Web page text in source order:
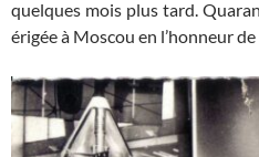
quelques mois plus tard.
érigée à Moscou en l’honneur